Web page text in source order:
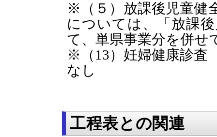
※（５）放課後児童健
については、「放課
て、単県事業分を併せ
※（13）妊婦健康診
なし
工程表との関連